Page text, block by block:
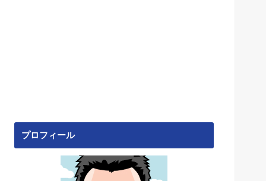
プロフィール